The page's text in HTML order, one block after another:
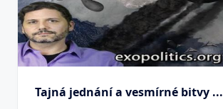
Tajná jednání a vesmírné bitvy ...